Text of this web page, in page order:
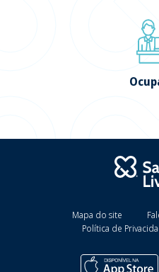
Mapa do site
Política de